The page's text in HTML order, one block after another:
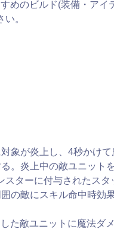
めのビルド(装備・アイ
。
象が炎上し、4秒かけ
。炎上中の敵ユニット
ターに付与されたスタ
の敵にスキル命中時効
た敵ユニットに魔法ダ